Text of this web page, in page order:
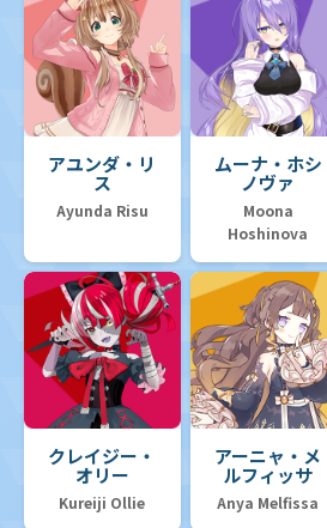
アユンダ・リ
ス
Ayunda Risu
ムーナ・ホシ
ノヴァ
Moona
Hoshinova
クレイジー・
オリー
Kureiji Ollie
アーニャ・メ
ルフィッサ
Anya Melfissa